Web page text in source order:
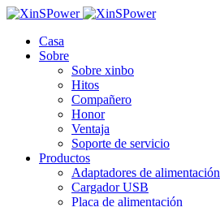
Casa
Sobre
Sobre xinbo
Hitos
Compañero
Honor
Ventaja
Soporte de servicio
Productos
Adaptadores de alimentación
Cargador USB
Placa de alimentación